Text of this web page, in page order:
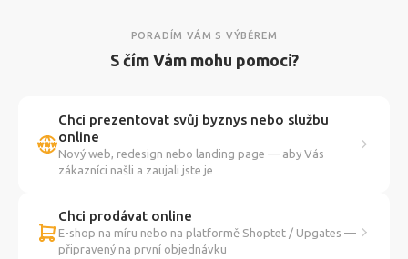
PORADÍM VÁM S VÝBĚREM
S čím Vám mohu pomoci?
Chci prezentovat svůj byznys nebo službu
online
Nový web, redesign nebo landing page — aby Vás
zákazníci našli a zaujali jste je
Chci prodávat online
E-shop na míru nebo na platformě Shoptet / Upgates —
připravený na první objednávku